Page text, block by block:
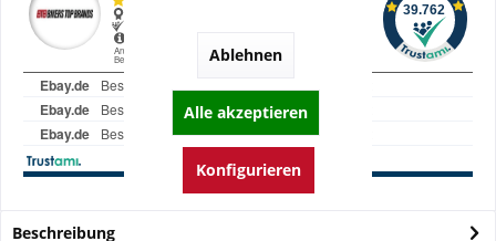
Beschreibung
Ablehnen
Alle akzeptieren
Konfigurieren